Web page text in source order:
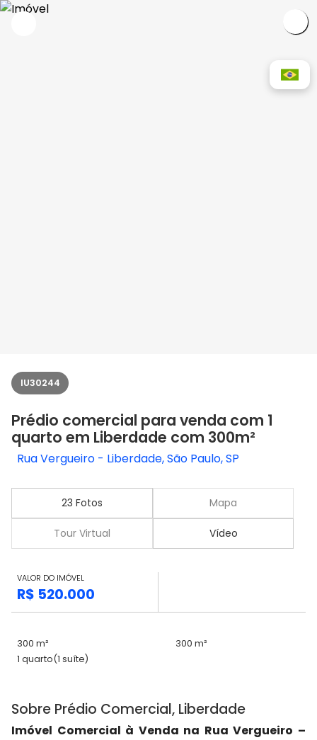
IU30244
Prédio comercial para venda com 1
quarto em Liberdade com 300m²
Rua Vergueiro - Liberdade, São Paulo, SP
23 Fotos Mapa
Tour Virtual Vídeo
VALOR DO IMÓVEL
R$ 520.000
300 m²
300 m²
1 quarto(1 suíte)
Sobre Prédio Comercial, Liberdade
Imóvel Comercial à Venda na Rua Vergueiro –